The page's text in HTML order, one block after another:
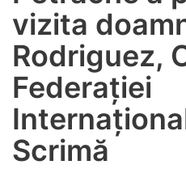
vizita
Rodriguez,
Federației
Scrimă